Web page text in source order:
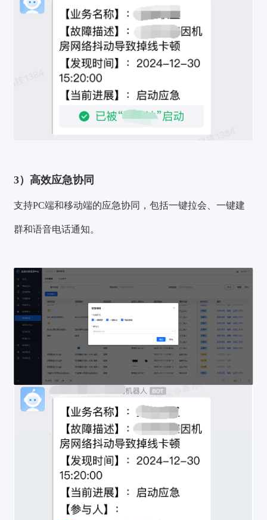
3）高效应急协同
支持PC端和移动端的应急协同，包括一键拉会、一键建
群和语音电话通知。